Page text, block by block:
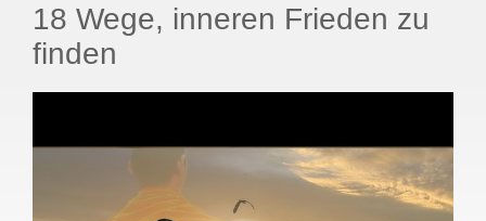
18 Wege, inneren Frieden zu
finden